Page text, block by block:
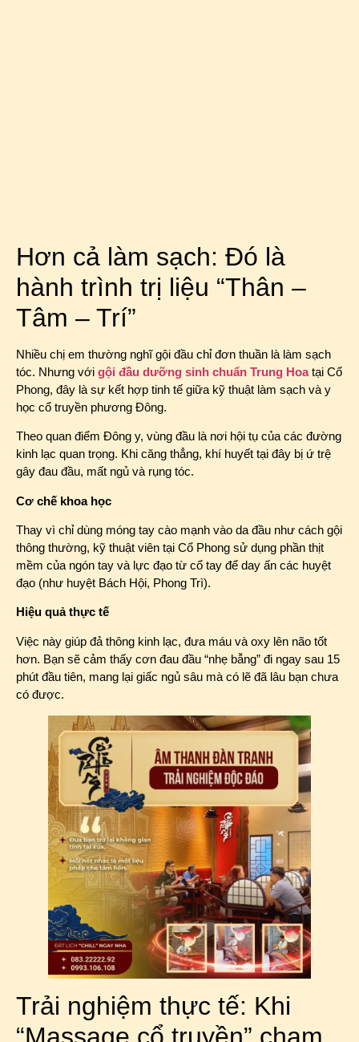
Hơn cả làm sạch: Đó là
hành trình trị liệu “Thân –
Tâm – Trí”
Nhiều chị em thường nghĩ gội đầu chỉ đơn thuần là làm sạch
tóc. Nhưng với gội đầu dưỡng sinh chuẩn Trung Hoatại Cổ
Phong, đây là sự kết hợp tinh tế giữa kỹ thuật làm sạch và y
học cổ truyền phương Đông.
Theo quan điểm Đông y, vùng đầu là nơi hội tụ của các đường
kinh lạc quan trọng. Khi căng thẳng, khí huyết tại đây bị ứ trệ
gây đau đầu, mất ngủ và rụng tóc.
Cơ chế khoa học
Thay vì chỉ dùng móng tay cào mạnh vào da đầu như cách gội
thông thường, kỹ thuật viên tại Cổ Phong sử dụng phần thịt
mềm của ngón tay và lực đạo từ cổ tay để day ấn các huyệt
đạo (như huyệt Bách Hội, Phong Trì).
Hiệu quả thực tế
Việc này giúp đả thông kinh lạc, đưa máu và oxy lên não tốt
hơn. Bạn sẽ cảm thấy cơn đau đầu “nhẹ bẫng” đi ngay sau 15
phút đầu tiên, mang lại giấc ngủ sâu mà có lẽ đã lâu bạn chưa
có được.
Trải nghiệm thực tế: Khi
“Massage cổ truyền” chạm